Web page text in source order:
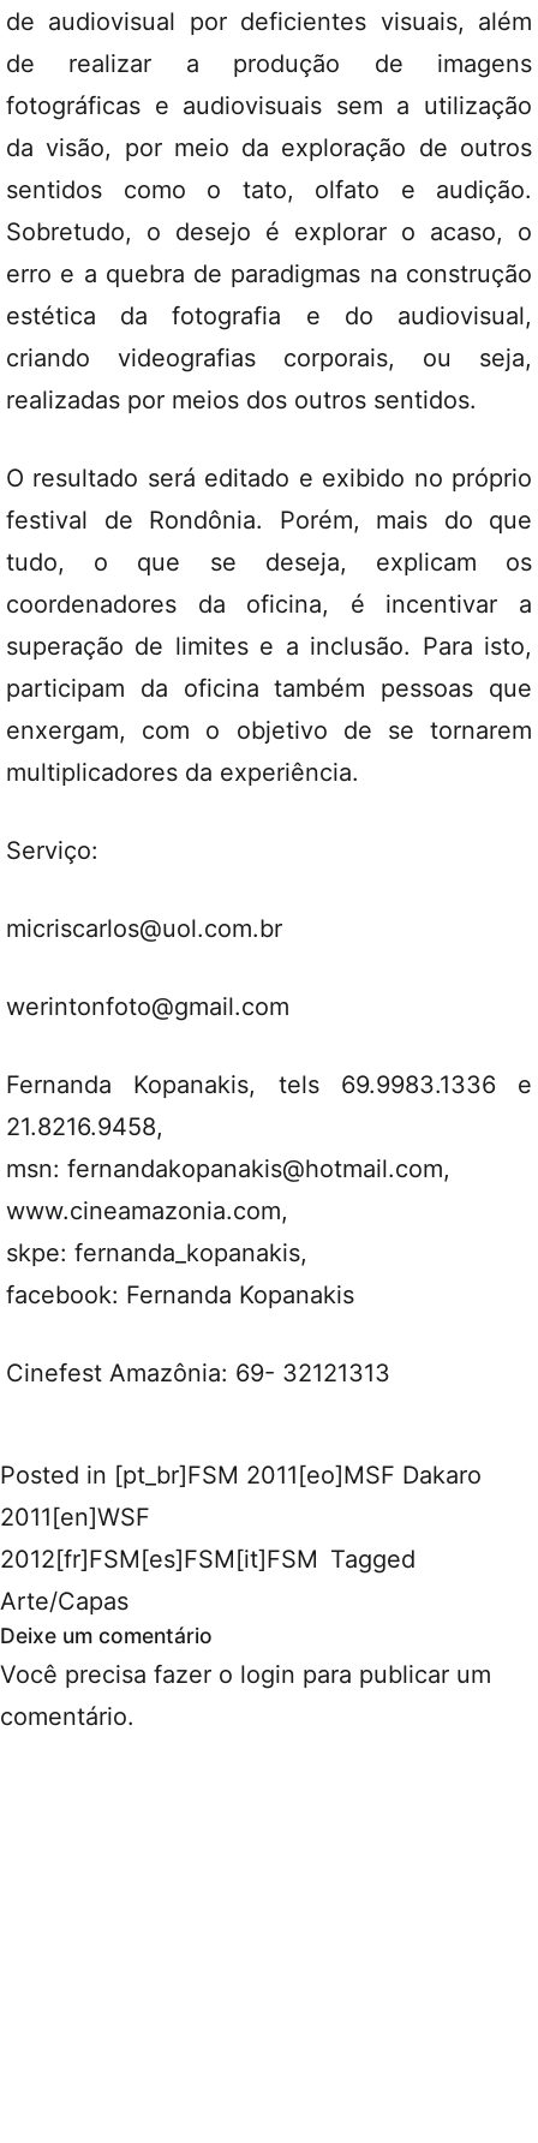
de audiovisual por deficientes visuais, além
de realizar a produção de imagens
fotográficas e audiovisuais sem a utilização
da visão, por meio da exploração de outros
sentidos como o tato, olfato e audição.
Sobretudo, o desejo é explorar o acaso, o
erro e a quebra de paradigmas na construção
estética da fotografia e do audiovisual,
criando videografias corporais, ou seja,
realizadas por meios dos outros sentidos.
O resultado será editado e exibido no próprio
festival de Rondônia. Porém, mais do que
tudo, o que se deseja, explicam os
coordenadores da oficina, é incentivar a
superação de limites e a inclusão. Para isto,
participam da oficina também pessoas que
enxergam, com o objetivo de se tornarem
multiplicadores da experiência.
Serviço:
micriscarlos@uol.com.br
werintonfoto@gmail.com
Fernanda Kopanakis, tels 69.9983.1336 e
21.8216.9458,
msn: fernandakopanakis@hotmail.com,
www.cineamazonia.com,
skpe: fernanda_kopanakis,
facebook: Fernanda Kopanakis
Cinefest Amazônia: 69- 32121313
Posted in [pt_br]FSM 2011[eo]MSF Dakaro
2011[en]WSF
2012[fr]FSM[es]FSM[it]FSM Tagged
Arte/Capas
Deixe um comentário
Você precisa fazer o login para publicar um
comentário.